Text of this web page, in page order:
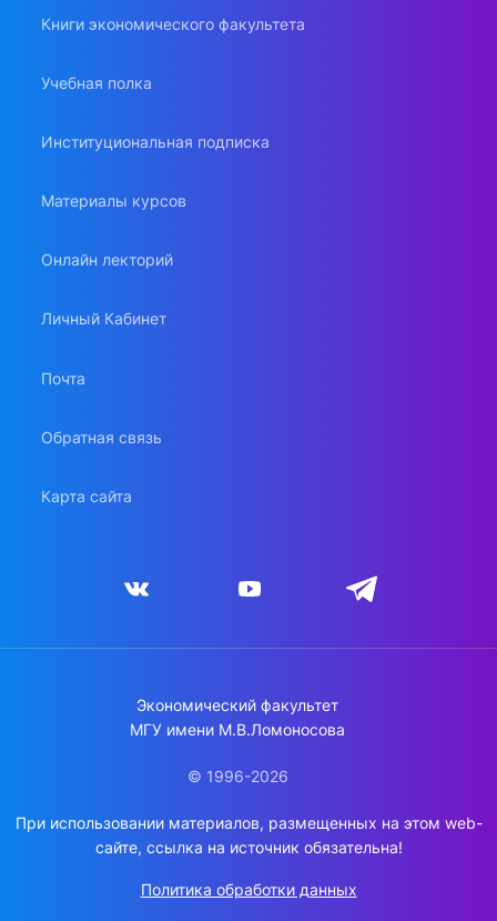
Книги экономического факультета
Учебная полка
Институциональная подписка
Материалы курсов
Онлайн лекторий
Личный Кабинет
Почта
Обратная связь
Карта сайта
Экономический факультет
МГУ имени М.В.Ломоносова
© 1996-2026
При использовании материалов, размещенных на этом web-
сайте, ссылка на источник обязательна!
Политика обработки данных